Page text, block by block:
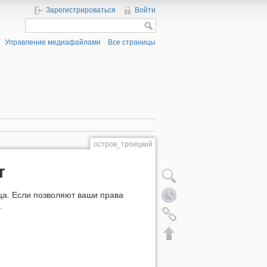
Зарегистрироваться Войти
Управление медиафайлами Все страницы
остров_троицкий
Если позволяют ваши права